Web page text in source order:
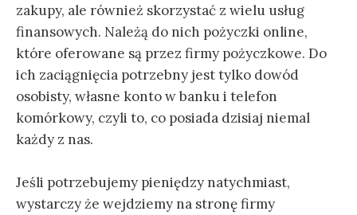
zakupy, ale również skorzystać z wielu usług
finansowych. Należą do nich pożyczki online,
które oferowane są przez firmy pożyczkowe. Do
ich zaciągnięcia potrzebny jest tylko dowód
osobisty, własne konto w banku i telefon
komórkowy, czyli to, co posiada dzisiaj niemal
każdy z nas.
Jeśli potrzebujemy pieniędzy natychmiast,
wystarczy że wejdziemy na stronę firmy